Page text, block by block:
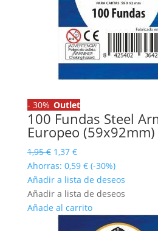
- 30% Outlet
100 Fundas Steel
Europeo (59x92mm)
1,95€ El
precio
original
era:
1,95 €.
1,37 €El
precio
actual
es:
1,37 €.
Ahorras: 0,59 € (-30%)
Añadir a lista de deseos
Añadir a lista de deseos
Añade al carrito